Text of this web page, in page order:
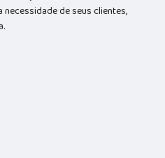
de seus clientes,